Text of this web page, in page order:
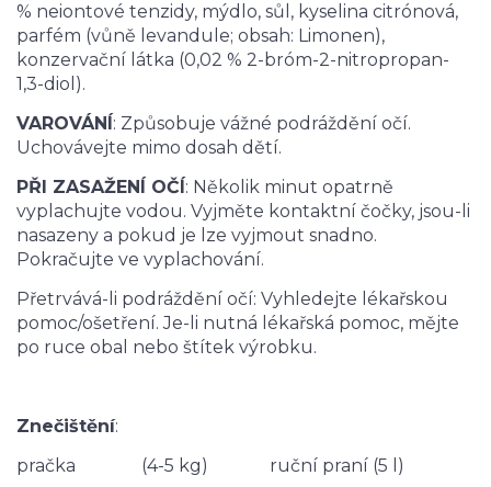
% neiontové tenzidy, mýdlo, sůl, kyselina citrónová,
parfém (vůně levandule; obsah: Limonen),
konzervační látka (0,02 % 2-bróm-2-nitropropan-
1,3-diol).
VAROVÁNÍ : Způsobuje vážné podráždění očí.
Uchovávejte mimo dosah dětí.
PŘI ZASAŽENÍ OČÍ : Několik minut opatrně
vyplachujte vodou. Vyjměte kontaktní čočky, jsou-li
nasazeny a pokud je lze vyjmout snadno.
Pokračujte ve vyplachování.
Přetrvává-li podráždění očí: Vyhledejte lékařskou
pomoc/ošetření. Je-li nutná lékařská pomoc, mějte
po ruce obal nebo štítek výrobku.
Znečištění:
pračka (4-5 kg) ruční praní (5 l)